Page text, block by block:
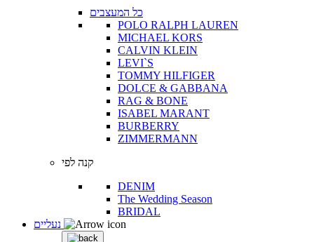
כל המעצבים
POLO RALPH LAUREN
MICHAEL KORS
CALVIN KLEIN
LEVI`S
TOMMY HILFIGER
DOLCE & GABBANA
RAG & BONE
ISABEL MARANT
BURBERRY
ZIMMERMANN
קנה לפי
DENIM
The Wedding Season
BRIDAL